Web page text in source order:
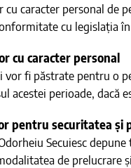
caracter personal de
cu legislația
cu caracter personal
vor fi păstrate pentru o
acestei perioade, dacă
pentru securitatea și
Secuiesc
de prelucrare